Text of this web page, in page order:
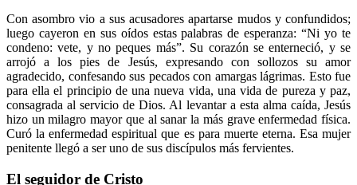
Con asombro vio a sus acusadores apartarse mudos y confundidos;
luego cayeron en sus oídos estas palabras de esperanza: “Ni yo te
condeno: vete, y no peques más”. Su corazón se enterneció, y se
arrojó a los pies de Jesús, expresando con sollozos su amor
agradecido, confesando sus pecados con amargas lágrimas. Esto fue
para ella el principio de una nueva vida, una vida de pureza y paz,
consagrada al servicio de Dios. Al levantar a esta alma caída, Jesús
hizo un milagro mayor que al sanar la más grave enfermedad física.
Curó la enfermedad espiritual que es para muerte eterna. Esa mujer
penitente llegó a ser uno de sus discípulos más fervientes.
El seguidor de Cristo